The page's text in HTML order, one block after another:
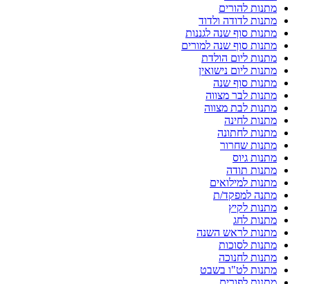
מתנות להורים
מתנות לדודה ולדוד
מתנות סוף שנה לגננות
מתנות סוף שנה למורים
מתנות ליום הולדת
מתנות ליום נישואין
מתנות סוף שנה
מתנות לבר מצווה
מתנות לבת מצווה
מתנות לחינה
מתנות לחתונה
מתנות שחרור
מתנות גיוס
מתנות תודה
מתנות למילואים
מתנה למפקד/ת
מתנות לקיץ
מתנות לחג
מתנות לראש השנה
מתנות לסוכות
מתנות לחנוכה
מתנות לט"ו בשבט